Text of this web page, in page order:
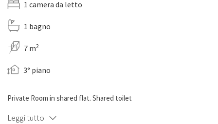
1 camera da letto
1 bagno
7 m2
3° piano
Private Room in shared flat. Shared toilet
Leggi tutto